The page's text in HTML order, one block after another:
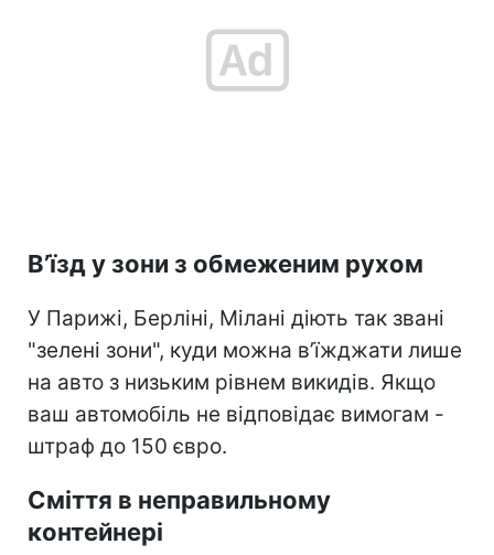
В’їзд у зони з обмеженим рухом
У Парижі, Берліні, Мілані діють так звані
"зелені зони", куди можна в’їжджати лише
на авто з низьким рівнем викидів. Якщо
ваш автомобіль не відповідає вимогам -
штраф до 150 євро.
Сміття в неправильному
контейнері